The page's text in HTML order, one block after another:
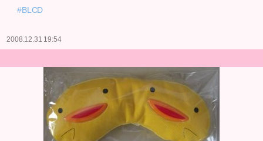
#BLCD
2008.12.31 19:54